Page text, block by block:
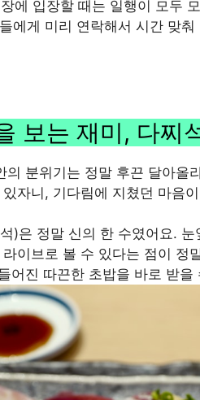
에 입장할 때는 일행이 모두
에게 미리 연락해서 시간 맞
보는 재미, 다찌
의 분위기는 정말 후끈 달아올
자니, 기다림에 지쳤던 마음
)은 정말 신의 한 수였어요.
이브로 볼 수 있다는 점이 정
어진 따끈한 초밥을 바로 받을